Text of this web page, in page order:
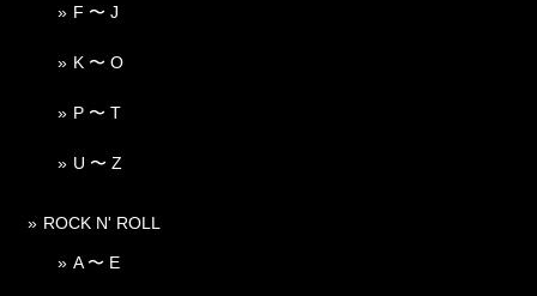
F 〜 J
K 〜 O
P 〜 T
U 〜 Z
ROCK N' ROLL
A 〜 E